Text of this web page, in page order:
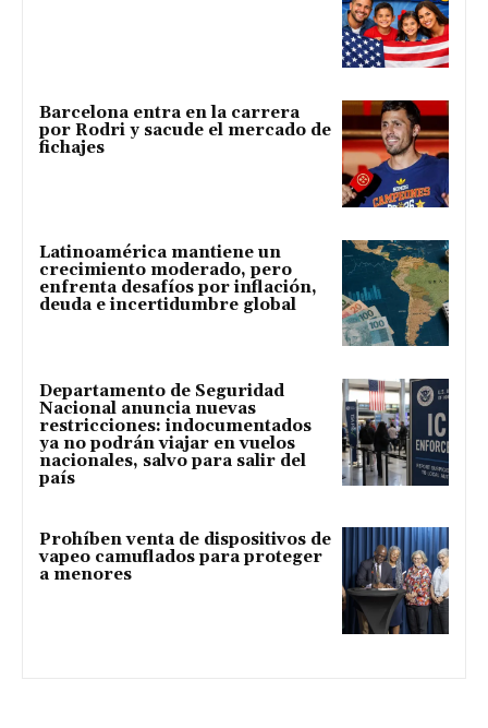
Barcelona entra en la carrera
por Rodri y sacude el mercado de
fichajes
Latinoamérica mantiene un
crecimiento moderado, pero
enfrenta desafíos por inflación,
deuda e incertidumbre global
Departamento de Seguridad
Nacional anuncia nuevas
restricciones: indocumentados
ya no podrán viajar en vuelos
nacionales, salvo para salir del
país
Prohíben venta de dispositivos de
vapeo camuflados para proteger
a menores